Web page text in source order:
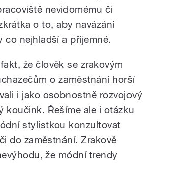
nevidomému či
o to, aby navázání
nejhladší a příjemné.
že člověk se zrakovým
o zaměstnání horší
i jako osobnostně rozvojový
koučink. Řešíme ale i otázku
stylistkou konzultovat
do zaměstnání. Zrakově
že módní trendy